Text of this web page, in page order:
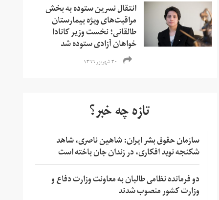
انتقال نسرین ستوده به بخش
مراقبت‌های ویژه بیمارستان
طالقانی؛ نخست وزیر کانادا
خواهان آزادی ستوده شد
۳۰ شهریور ۱۳۹۹
تازه چه خبر؟
سازمان حقوق بشر ایران: شاهین ناصری، شاهد
شکنجه نوید افکاری، در زندان جان باخته است
دو فرمانده نظامی طالبان به معاونت وزارت دفاع و
وزارت کشور منصوب شدند